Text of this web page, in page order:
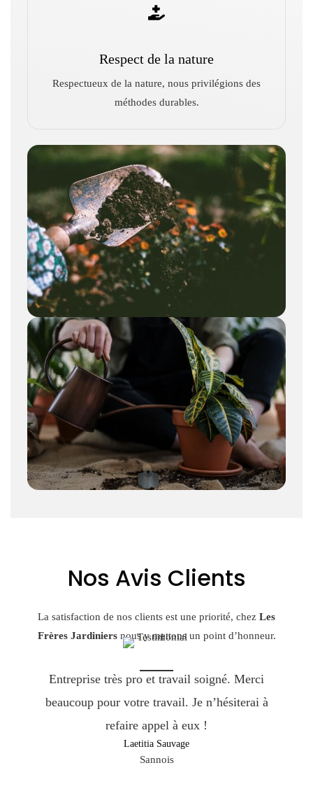
Respect de la nature
Respectueux de la nature, nous privilégions des
méthodes durables.
Nos Avis Clients
La satisfaction de nos clients est une priorité, chez Les
Frères Jardiniersnous y mettons un point d’honneur.
Entreprise très pro et travail soigné. Merci
beaucoup pour votre travail. Je n’hésiterai à
refaire appel à eux !
Laetitia Sauvage
Sannois